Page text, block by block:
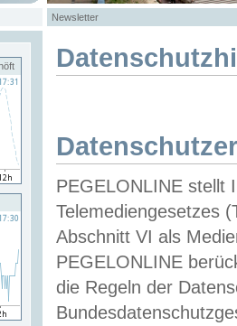
Newsletter
PEGELONLINE stellt
Telemediengesetzes
Abschnitt VI als
PEGELONLINE
die Regeln der